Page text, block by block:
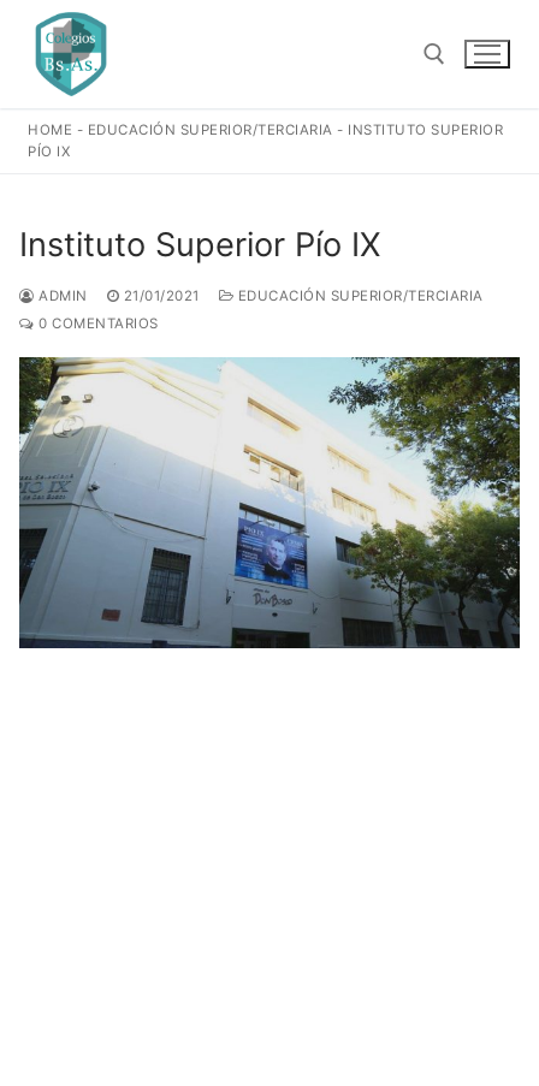
contenido
HOME - EDUCACIÓN SUPERIOR/TERCIARIA - INSTITUTO SUPERIOR
PÍO IX
Instituto Superior Pío IX
ADMIN 21/01/2021
EDUCACIÓN SUPERIOR/TERCIARIA
0 COMENTARIOS